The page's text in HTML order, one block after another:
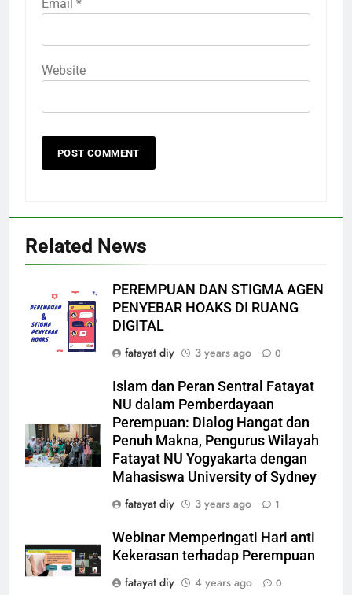
Email *
Website
Related News
PEREMPUAN DAN STIGMA AGEN
PENYEBAR HOAKS DI RUANG
DIGITAL
fatayat diy
3 years ago 0
Islam dan Peran Sentral Fatayat
NU dalam Pemberdayaan
Perempuan: Dialog Hangat dan
Penuh Makna, Pengurus Wilayah
Fatayat NU Yogyakarta dengan
Mahasiswa University of Sydney
fatayat diy
3 years ago 1
Webinar Memperingati Hari anti
Kekerasan terhadap Perempuan
fatayat diy
4 years ago 0